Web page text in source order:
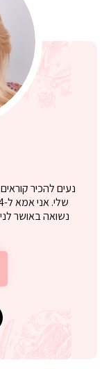
נעים להכיר
נשואה באושר